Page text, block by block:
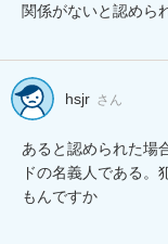
関係がないと認めら
hsjr さん
あると認められた場
ドの名義人である。
もんですか